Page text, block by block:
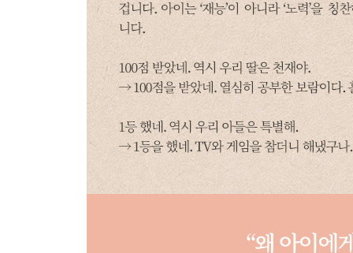
체벌만큼 아픈 언어폭력
“넌 싹수가 노랗다”
부모 스스로가 감정을 다스리세요
아무 소용 없는 말
“내가 널 사람 만들겠다”
너그럽게 이해하고 낙관하면서 기다려주세요
억압보다 나쁠 수도 있는 말
자유와 규칙을 균형 있게 조절해주세요